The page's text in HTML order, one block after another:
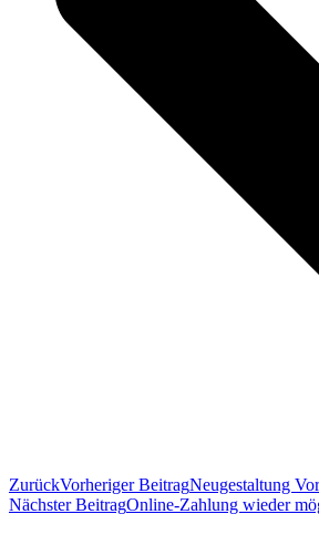
ZurückVorheriger BeitragNeugestaltung
Nächster BeitragOnline-Zahlung wieder